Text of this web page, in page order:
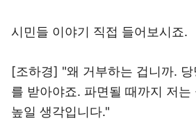
시민들 이야기 직접 들어보시죠.
[조하경] "왜 거부하는 겁니까.
를 받아야죠. 파면될 때까지 저는
높일 생각입니다."